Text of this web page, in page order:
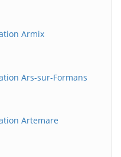
Armix
Ars-sur-Formans
Artemare